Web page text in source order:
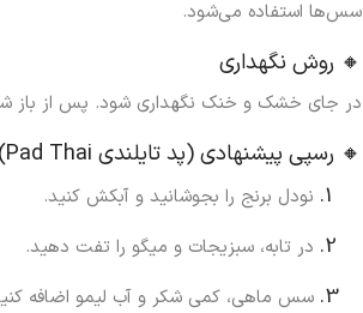
سس‌ها استفاده می‌شود.
🔸 روش نگهداری
در جای خشک و خنک نگهداری شود. پس از باز
🔸 رسپی پیشنهادی (پد تایلندی Pad Thai)
نودل برنج را بجوشانید و آبکش کنید.
در تابه، سبزیجات و میگو را تفت دهید.
سس ماهی، کمی شکر و آب لیمو اضافه